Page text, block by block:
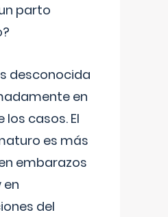
parto
desconocida
en
casos. El
es más
embarazos
en
del